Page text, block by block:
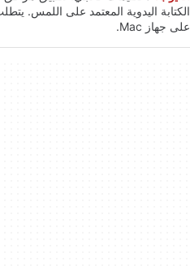
على جهاز Mac.